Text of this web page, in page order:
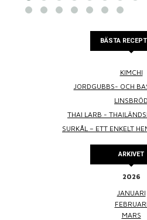
BÄSTA
KIMCHI
JORDGUBBS- OCH
LINSBRÖD
THAI LARB -
SURKÅL – ETT ENKELT
ARKIVET
2026
JANUARI
FEBRUARI
MARS